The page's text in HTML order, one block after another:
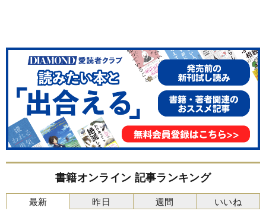
書籍オンライン 記事ランキング
最新 昨日 週間 いいね